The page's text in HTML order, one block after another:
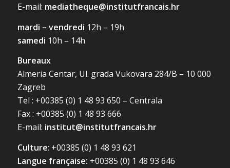
E-mail: mediatheque@institutfrancais.hr
mardi – vendredi 12h – 19h
samedi 10h – 14h
Bureaux
Almeria Centar, Ul. grada Vukovara 284/B – 10 000
Zagreb
Tel : +00385 (0) 1 48 93 650 – Centrala
Fax : +00385 (0) 1 48 93 666
E-mail: institut@institutfrancais.hr
Culture: +00385 (0) 1 48 93 621
Langue française: +00385 (0) 1 48 93 646